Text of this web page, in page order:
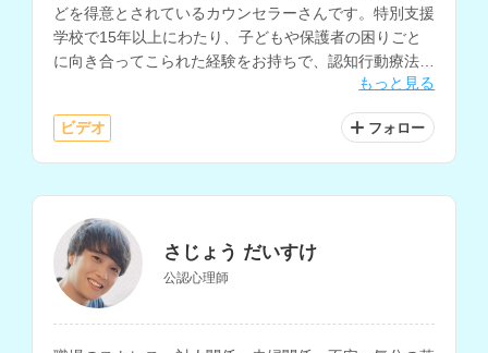
どを得意とされているカウンセラーさんです。特別支援
学校で15年以上にわたり、子どもや保護者の困りごと
に向き合ってこられた経験をお持ちで、認知行動療法を
用いたカウンセリングにも対応されています。もっと見る
ビデオ フォロー
さじょう だいすけ
公認心理師